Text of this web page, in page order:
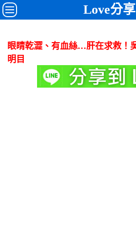
Love分享
眼睛乾澀、有血絲…肝在求救！
明目